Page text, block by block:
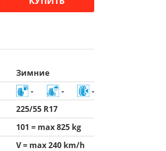
Зимние
- -
-
225/55 R17
101 = max 825 kg
V = max 240 km/h